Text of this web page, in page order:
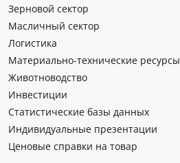
Зерновой сектор
Масличный сектор
Логистика
Материально-технические ресурсы
Животноводство
Инвестиции
Статистические базы данных
Индивидуальные презентации
Ценовые справки на товар